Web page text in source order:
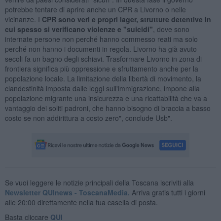
potrebbe tentare di aprire anche un CPR a Livorno o nelle
vicinanze. I CPR sono veri e propri lager, strutture detentive in
cui spesso si verificano violenze e "suicidi" , dove sono
internate persone non perché hanno commesso reati ma solo
perché non hanno i documenti in regola. Livorno ha già avuto
secoli fa un bagno degli schiavi. Trasformare Livorno in zona di
frontiera significa più oppressione e sfruttamento anche per la
popolazione locale. La limitazione della libertà di movimento, la
clandestinità imposta dalle leggi sull'immigrazione, impone alla
popolazione migrante una insicurezza e una ricattabilità che va a
vantaggio dei soliti padroni, che hanno bisogno di braccia a basso
costo se non addirittura a costo zero", conclude Usb".
Se vuoi leggere le notizie principali della Toscana iscriviti alla
Newsletter QUInews - ToscanaMedia. Arriva gratis tutti i giorni
alle 20:00 direttamente nella tua casella di posta.
Basta cliccare QUI